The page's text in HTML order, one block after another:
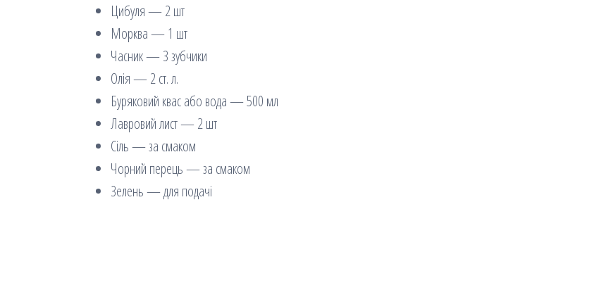
Цибуля — 2 шт
Морква — 1 шт
Часник — 3 зубчики
Олія — 2 ст. л.
Буряковий квас або вода — 500 мл
Лавровий лист — 2 шт
Сіль — за смаком
Чорний перець — за смаком
Зелень — для подачі